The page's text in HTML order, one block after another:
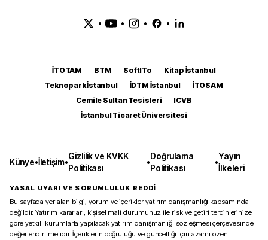
• • • •
İTOTAM BTM SoftITo
Kitap İstanbul
Teknopark İstanbul
İDTM İstanbul
İTOSAM
Cemile Sultan Tesisleri
ICVB
İstanbul Ticaret Üniversitesi
Künye•İletişim•
Gizlilik ve KVKK
Politikası
•
Doğrulama
Politikası
•
Yayın
İlkeleri
YASAL UYARI VE SORUMLULUK REDDİ
Bu sayfada yer alan bilgi, yorum ve içerikler yatırım danışmanlığı kapsamında
değildir. Yatırım kararları, kişisel mali durumunuz ile risk ve getiri tercihlerinize
göre yetkili kurumlarla yapılacak yatırım danışmanlığı sözleşmesi çerçevesinde
değerlendirilmelidir. İçeriklerin doğruluğu ve güncelliği için azami özen